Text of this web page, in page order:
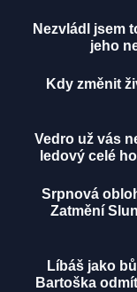
Nezvládl jsem
jeho
Kdy změnit
Vedro už vás
ledový celé
Srpnová
Zatmění
Líbáš jako
Bartoška